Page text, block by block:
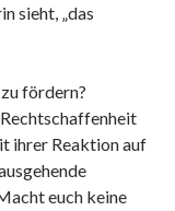
sieht, „das
fördern?
ihrer Reaktion auf
euch keine